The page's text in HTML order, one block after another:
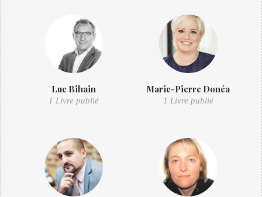
Luc Bihain
1 Livre publié
Marie-Pierre Donéa
1 Livre publié